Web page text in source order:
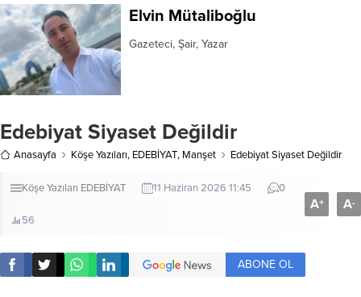
Elvin Mütaliboğlu
Gazeteci, Şair, Yazar
Edebiyat Siyaset Değildir
Anasayfa Köşe Yazıları, EDEBİYAT, Manşet Edebiyat Siyaset Değildir
Köşe Yazıları EDEBİYAT 11 Haziran 2026 11:45 0
56
A+ A-
ABONE OL